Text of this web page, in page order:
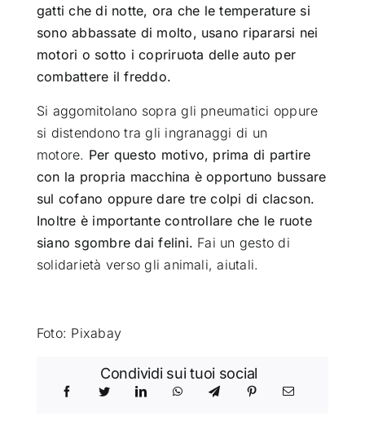
gatti che di notte, ora che le temperature si
sono abbassate di molto, usano ripararsi nei
motori o sotto i copriruota delle auto per
combattere il freddo.
Si aggomitolano sopra gli pneumatici oppure
si distendono tra gli ingranaggi di un
motore. Per questo motivo, prima di partire
con la propria macchina è opportuno bussare
sul cofano oppure dare tre colpi di clacson.
Inoltre è importante controllare che le ruote
siano sgombre dai felini. Fai un gesto di
solidarietà verso gli animali, aiutali.
Foto: Pixabay
Condividi sui tuoi social